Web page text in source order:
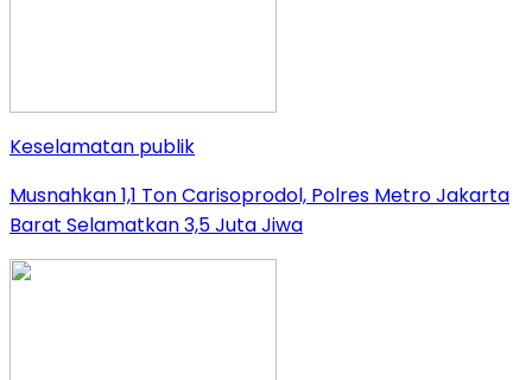
Keselamatan publik
Musnahkan 1,1 Ton Carisoprodol, Polres Metro Jakarta
Barat Selamatkan 3,5 Juta Jiwa